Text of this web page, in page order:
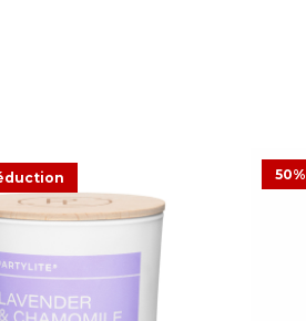
Fresh Home Lavender &
Chamomile
CHF 32.95 Offre